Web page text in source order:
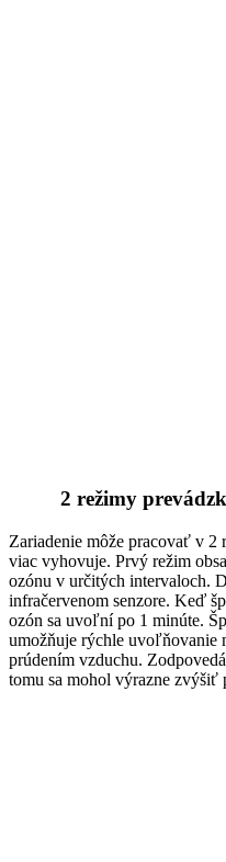
2 režimy
Zariadenie môže pracovať v 2
viac vyhovuje. Prvý režim
ozónu v určitých intervaloch.
infračervenom senzore. Keď
ozón sa uvoľní po 1 minúte.
umožňuje rýchle uvoľňovanie
prúdením vzduchu.
tomu sa mohol výrazne zvýšiť